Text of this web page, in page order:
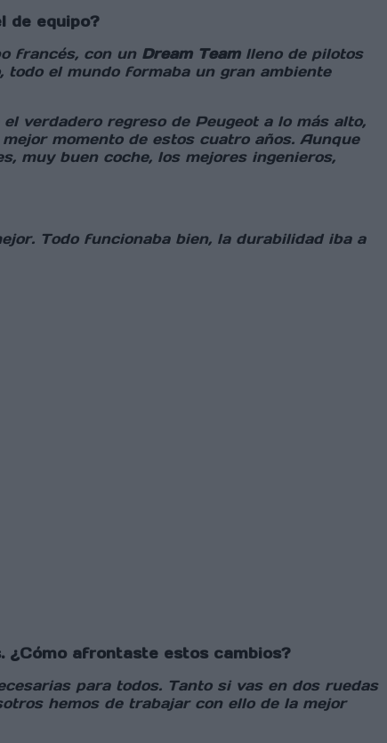
de equipo?
francés, con un Dream Teamlleno de pilotos
todo el mundo formaba un gran ambiente
verdadero regreso de Peugeot a lo más alto,
momento de estos cuatro años. Aunque
muy buen coche, los mejores ingenieros,
Todo funcionaba bien, la durabilidad iba a
¿Cómo afrontaste estos cambios?
para todos. Tanto si vas en dos ruedas
hemos de trabajar con ello de la mejor